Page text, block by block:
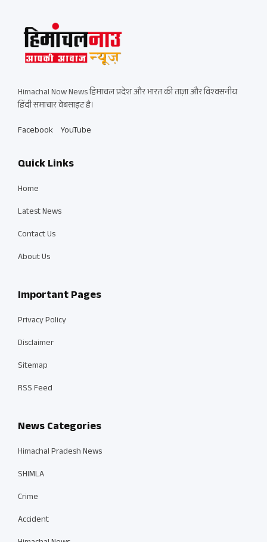
Himachal Now News हिमाचल प्रदेश और भारत की ताज़ा और विश्वसनीय
हिंदी समाचार वेबसाइट है।
Facebook YouTube
Quick Links
Home
Latest News
Contact Us
About Us
Important Pages
Privacy Policy
Disclaimer
Sitemap
RSS Feed
News Categories
Himachal Pradesh News
SHIMLA
Crime
Accident